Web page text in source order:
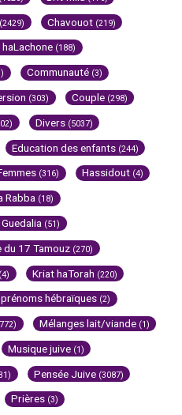
(2429) Chavouot (219)
(188)
Communauté (3)
(303) Couple (298)
Divers (5037)
Education des enfants (244)
(316) Hassidout (4)
Rabba (18)
(51)
du 17 Tamouz (270)
(4) Kriat haTorah (220)
hébraïques (2)
Mélanges lait/viande (1)
Musique juive (1)
Pensée Juive (3087)
Prières (3)